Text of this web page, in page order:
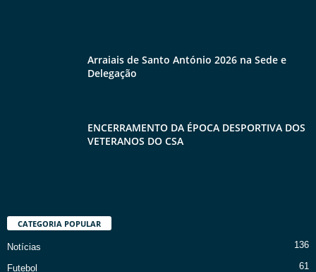
Arraiais de Santo António 2026 na Sede e
Delegação
ENCERRAMENTO DA ÉPOCA DESPORTIVA DOS
VETERANOS DO CSA
CATEGORIA POPULAR
Notícias 136
Futebol 61